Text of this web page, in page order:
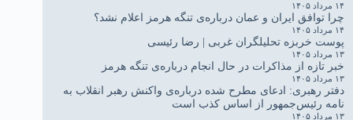
۱۴ مرداد ۱۴۰۵
چرا توافق ایران و عمان درباره‌ی تنگه هرمز اعلام نشد؟
۱۴ مرداد ۱۴۰۵
پوست خربزه تحلیلگران غربی | رضا رئیسی
۱۳ مرداد ۱۴۰۵
خبر تازه از مذاکرات در حال انجام درباره‌ی تنگه هرمز
۱۳ مرداد ۱۴۰۵
دفتر رهبری: ادعای مطرح شده درباره‌ی واکنش رهبر انقلاب به
نامه رئیس‌جمهور از اساس کذب است
۱۳ مرداد ۱۴۰۵